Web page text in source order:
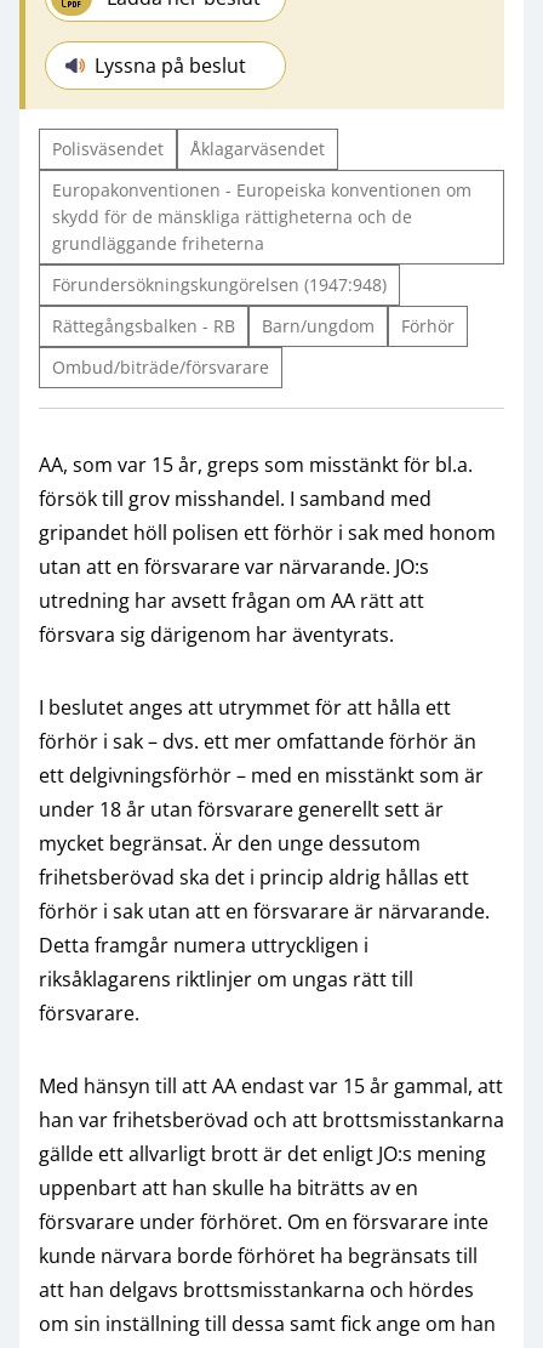
Lyssna på beslut
Polisväsendet
Åklagarväsendet
Europakonventionen - Europeiska konventionen om
skydd för de mänskliga rättigheterna och de
grundläggande friheterna
Förundersökningskungörelsen (1947:948)
Rättegångsbalken - RB
Barn/ungdom
Förhör
Ombud/biträde/försvarare
AA, som var 15 år, greps som misstänkt för bl.a.
försök till grov misshandel. I samband med
gripandet höll polisen ett förhör i sak med honom
utan att en försvarare var närvarande. JO:s
utredning har avsett frågan om AA rätt att
försvara sig därigenom har äventyrats.
I beslutet anges att utrymmet för att hålla ett
förhör i sak – dvs. ett mer omfattande förhör än
ett delgivningsförhör – med en misstänkt som är
under 18 år utan försvarare generellt sett är
mycket begränsat. Är den unge dessutom
frihetsberövad ska det i princip aldrig hållas ett
förhör i sak utan att en försvarare är närvarande.
Detta framgår numera uttryckligen i
riksåklagarens riktlinjer om ungas rätt till
försvarare.
Med hänsyn till att AA endast var 15 år gammal, att
han var frihetsberövad och att brottsmisstankarna
gällde ett allvarligt brott är det enligt JO:s mening
uppenbart att han skulle ha biträtts av en
försvarare under förhöret. Om en försvarare inte
kunde närvara borde förhöret ha begränsats till
att han delgavs brottsmisstankarna och hördes
om sin inställning till dessa samt fick ange om han